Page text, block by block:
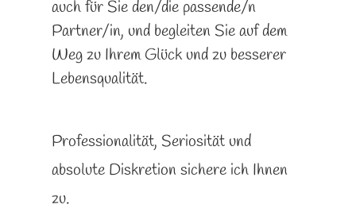
auch für Sie den/die passende/n
Partner/in, und begleiten Sie auf dem
Weg zu Ihrem Glück und zu besserer
Lebensqualität.
Professionalität, Seriosität und
absolute Diskretion sichere ich Ihnen
zu.